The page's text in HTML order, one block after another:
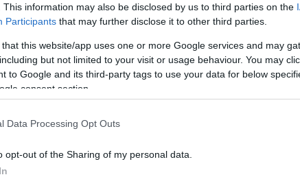
This information may also be disclosed by us to third parties on the
Participants that may further disclose it to other third parties.
that this website/app uses one or more Google services and may
but not limited to your visit or usage behaviour. You may
to Google and its third-party tags to use your data for below
consent section.
Data Processing Opt Outs
opt-out of the Sharing of my personal data.